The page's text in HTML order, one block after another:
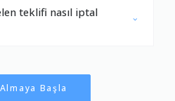
teklifi nasıl iptal
Başla